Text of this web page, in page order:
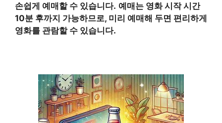
손쉽게 예매할 수 있습니다. 예매는 영화 시작 시간
10분 후까지 가능하므로, 미리 예매해 두면 편리하게
영화를 관람할 수 있습니다.